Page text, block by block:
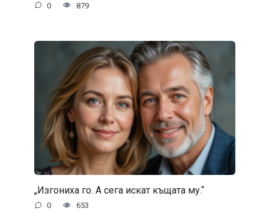
0 879
„Изгониха го. А сега искат къщата му.“
0 653